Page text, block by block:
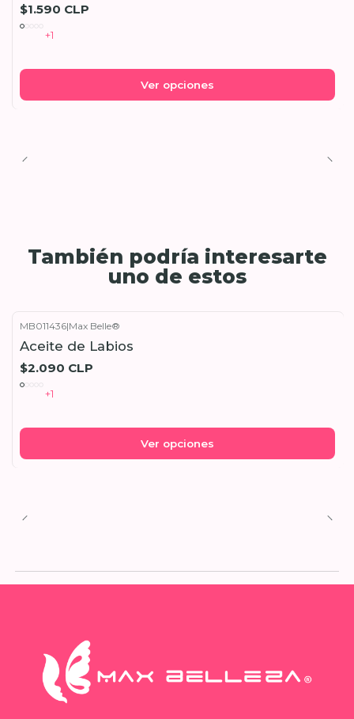
$1.590 CLP
+1
Ver opciones
También podría interesarte
uno de estos
MB011436|Max Belle®
Aceite de Labios
$2.090 CLP
+1
Ver opciones